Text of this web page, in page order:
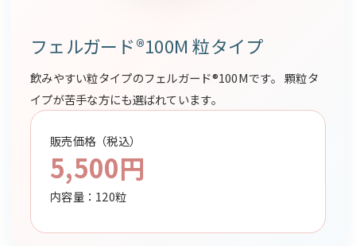
フェルガード®100M 粒タイプ
飲みやすい粒タイプのフェルガード®100Mです。 顆粒タ
イプが苦手な方にも選ばれています。
販売価格（税込）
5,500円
内容量：120粒